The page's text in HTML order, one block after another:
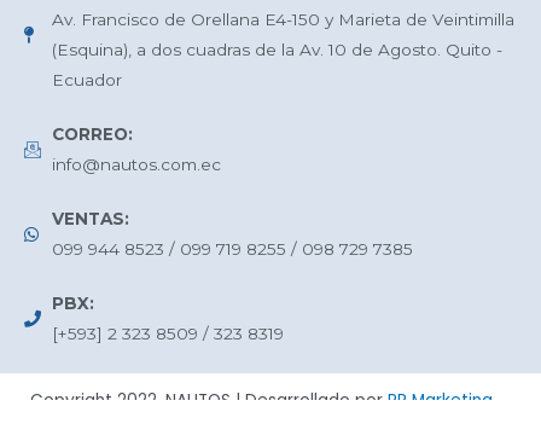
Av. Francisco de Orellana E4-150 y Marieta de Veintimilla
(Esquina), a dos cuadras de la Av. 10 de Agosto. Quito -
Ecuador
CORREO:
info@nautos.com.ec
VENTAS:
099 944 8523 / 099 719 8255 / 098 729 7385
PBX:
[+593] 2 323 8509 / 323 8319
Copyright 2022, NAUTOS | Desarrollado por RR Marketing